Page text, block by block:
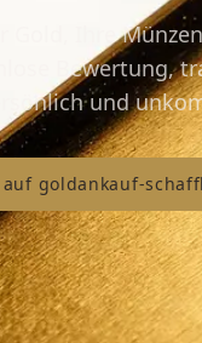
Gold, Ihre
Bewertung,
und
goldankauf-